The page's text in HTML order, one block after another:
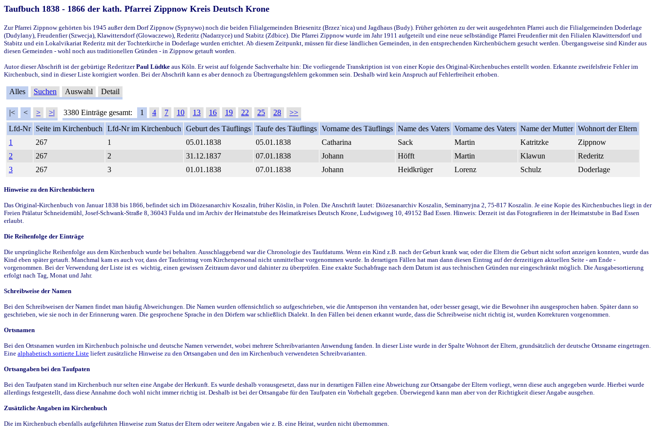
Taufbuch 1838 - 1866 der kath. Pfarrei Zippnow Kreis Deutsch Krone
Zur Pfarrei Zippnow gehörten bis 1945 außer dem Dorf Zippnow (Sypnywo) noch die beiden Filialgemeinden Briesenitz (Brzez`nica) und Jagdhaus (Budy). Früher gehörten zu der weit ausgedehnten Pfarrei auch die Filialgemeinden Doderlage
(Dudylany), Freudenfier (Szwecja), Klawittersdorf (Glowaczewo), Rederitz (Nadarzyce) und Stabitz (Zdbice). Die Pfarrei Zippnow wurde im Jahr 1911 aufgeteilt und eine neue selbständige Pfarrei Freudenfier mit den Filialen Klawittersdorf und
Stabitz und ein Lokalvikariat Rederitz mit der Tochterkirche in Doderlage wurden errichtet. Ab diesem Zeitpunkt, müssen für diese ländlichen Gemeinden, in den entsprechenden Kirchenbüchern gesucht werden. Übergangsweise sind Kinder aus
diesen Gemeinden - wohl noch aus traditionellen Gründen - in Zippnow getauft worden.
Autor dieser Abschrift ist der gebürtige RederitzerPaul Lüdtke aus Köln. Er weist auf folgende Sachverhalte hin: Die vorliegende Transkription ist von einer Kopie des Original-Kirchenbuches erstellt worden. Erkannte zweifelsfreie Fehler im
Kirchenbuch, sind in dieser Liste korrigiert worden. Bei der Abschrift kann es aber dennoch zu Übertragungsfehlern gekommen sein. Deshalb wird kein Anspruch auf Fehlerfreiheit erhoben.
Alles Suchen Auswahl Detail
|< < > >| 3380 Einträge gesamt: 1 4 7 10 13 16 19 22 25 28
>>
Lfd-Nr
Seite im Kirchenbuch Lfd-Nr im Kirchenbuch Geburt des Täuflings Taufe des Täuflings Vorname des Täuflings Name des Vaters Vorname des Vaters Name der Mutter Wohnort der Eltern
1
267 1 05.01.1838 05.01.1838 Catharina Sack Martin Katritzke
Zippnow
2
267 2 31.12.1837 07.01.1838 Johann Höfft Martin Klawun
Rederitz
3
267 3 01.01.1838 07.01.1838 Johann Heidkrüger Lorenz Schulz Doderlage
Hinweise zu den Kirchenbüchern
Das Original-Kirchenbuch von Januar 1838 bis 1866, befindet sich im Diözesanarchiv Koszalin, früher Köslin, in Polen. Die Anschrift lautet: Diözesanarchiv Koszalin, Seminarryjna 2, 75-817 Koszalin. Je eine Kopie des Kirchenbuches liegt in der
Freien Prälatur Schneidemühl, Josef-Schwank-Straße 8, 36043 Fulda und im Archiv der Heimatstube des Heimatkreises Deutsch Krone, Ludwigsweg 10, 49152 Bad Essen. Hinweis: Derzeit ist das Fotografieren in der Heimatstube in Bad Essen
erlaubt.
Die Reihenfolge der Einträge
Die ursprüngliche Reihenfolge aus dem Kirchenbuch wurde bei behalten. Ausschlaggebend war die Chronologie des Taufdatums. Wenn ein Kind z.B. nach der Geburt krank war, oder die Eltern die Geburt nicht sofort anzeigen konnten, wurde das
Kind eben später getauft. Manchmal kam es auch vor, dass der Taufeintrag vom Kirchenpersonal nicht unmittelbar vorgenommen wurde. In derartigen Fällen hat man dann diesen Eintrag auf der derzeitigen aktuellen Seite - am Ende -
vorgenommen. Bei der Verwendung der Liste ist es wichtig, einen gewissen Zeitraum davor und dahinter zu überprüfen. Eine exakte Suchabfrage nach dem Datum ist aus technischen Gründen nur eingeschränkt möglich. Die Ausgabesortierung
erfolgt nach Tag, Monat und Jahr.
Schreibweise der Namen
Bei den Schreibweisen der Namen findet man häufig Abweichungen. Die Namen wurden offensichtlich so aufgeschrieben, wie die Amtsperson ihn verstanden hat, oder besser gesagt, wie die Bewohner ihn ausgesprochen haben. Später dann so
geschrieben, wie sie noch in der Erinnerung waren. Die gesprochene Sprache in den Dörfern war schließlich Dialekt. In den Fällen bei denen erkannt wurde, dass die Schreibweise nicht richtig ist, wurden Korrekturen vorgenommen.
Ortsnamen
Bei den Ortsnamen wurden im Kirchenbuch polnische und deutsche Namen verwendet, wobei mehrere Schreibvarianten Anwendung fanden. In dieser Liste wurde in der Spalte Wohnort der Eltern, grundsätzlich der deutsche Ortsname eingetragen.
Eine alphabetisch sortierte Liste liefert zusätzliche Hinweise zu den Ortsangaben und den im Kirchenbuch verwendeten Schreibvarianten.
Ortsangaben bei den Taufpaten
Bei den Taufpaten stand im Kirchenbuch nur selten eine Angabe der Herkunft. Es wurde deshalb vorausgesetzt, dass nur in derartigen Fällen eine Abweichung zur Ortsangabe der Eltern vorliegt, wenn diese auch angegeben wurde. Hierbei wurde
allerdings festgestellt, dass diese Annahme doch wohl nicht immer richtig ist. Deshalb ist bei der Ortsangabe für den Taufpaten ein Vorbehalt gegeben. Überwiegend kann man aber von der Richtigkeit dieser Angabe ausgehen.
Zusätzliche Angaben im Kirchenbuch
Die im Kirchenbuch ebenfalls aufgeführten Hinweise zum Status der Eltern oder weitere Angaben wie z. B. eine Heirat, wurden nicht übernommen.